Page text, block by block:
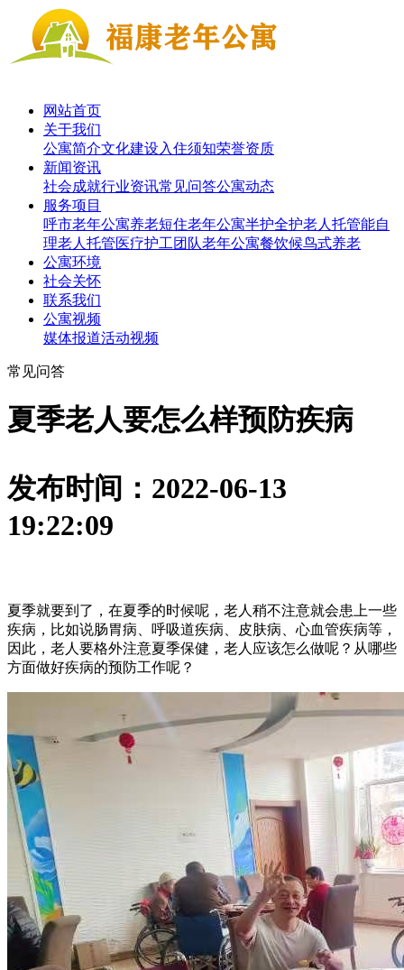
网站首页
关于我们
公寓简介文化建设入住须知荣誉资质
新闻资讯
社会成就行业资讯常见问答公寓动态
服务项目
呼市老年公寓养老短住老年公寓半护全护老人托管能自
理老人托管医疗护工团队老年公寓餐饮候鸟式养老
公寓环境
社会关怀
联系我们
公寓视频
媒体报道活动视频
常见问答
夏季老人要怎么样预防疾病
发布时间：2022-06-13
19:22:09
夏季就要到了，在夏季的时候呢，老人稍不注意就会患上一些
疾病，比如说肠胃病、呼吸道疾病、皮肤病、心血管疾病等，
因此，老人要格外注意夏季保健，老人应该怎么做呢？从哪些
方面做好疾病的预防工作呢？